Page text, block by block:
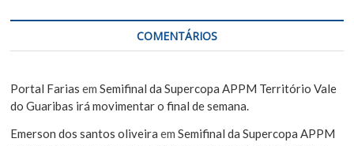
COMENTÁRIOS
Portal Farias emSemifinal da Supercopa APPM Território Vale
do Guaribas irá movimentar o final de semana.
Emerson dos santos oliveira emSemifinal da Supercopa APPM